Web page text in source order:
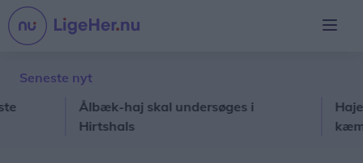
Seneste nyt
Ålbæk-haj skal undersøges i
Hirtshals
Hajen i
kæmpet